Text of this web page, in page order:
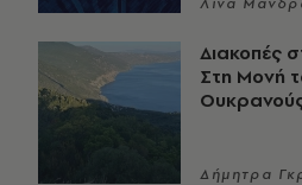
Διακοπές
Στη Μονή
Δήμητρα